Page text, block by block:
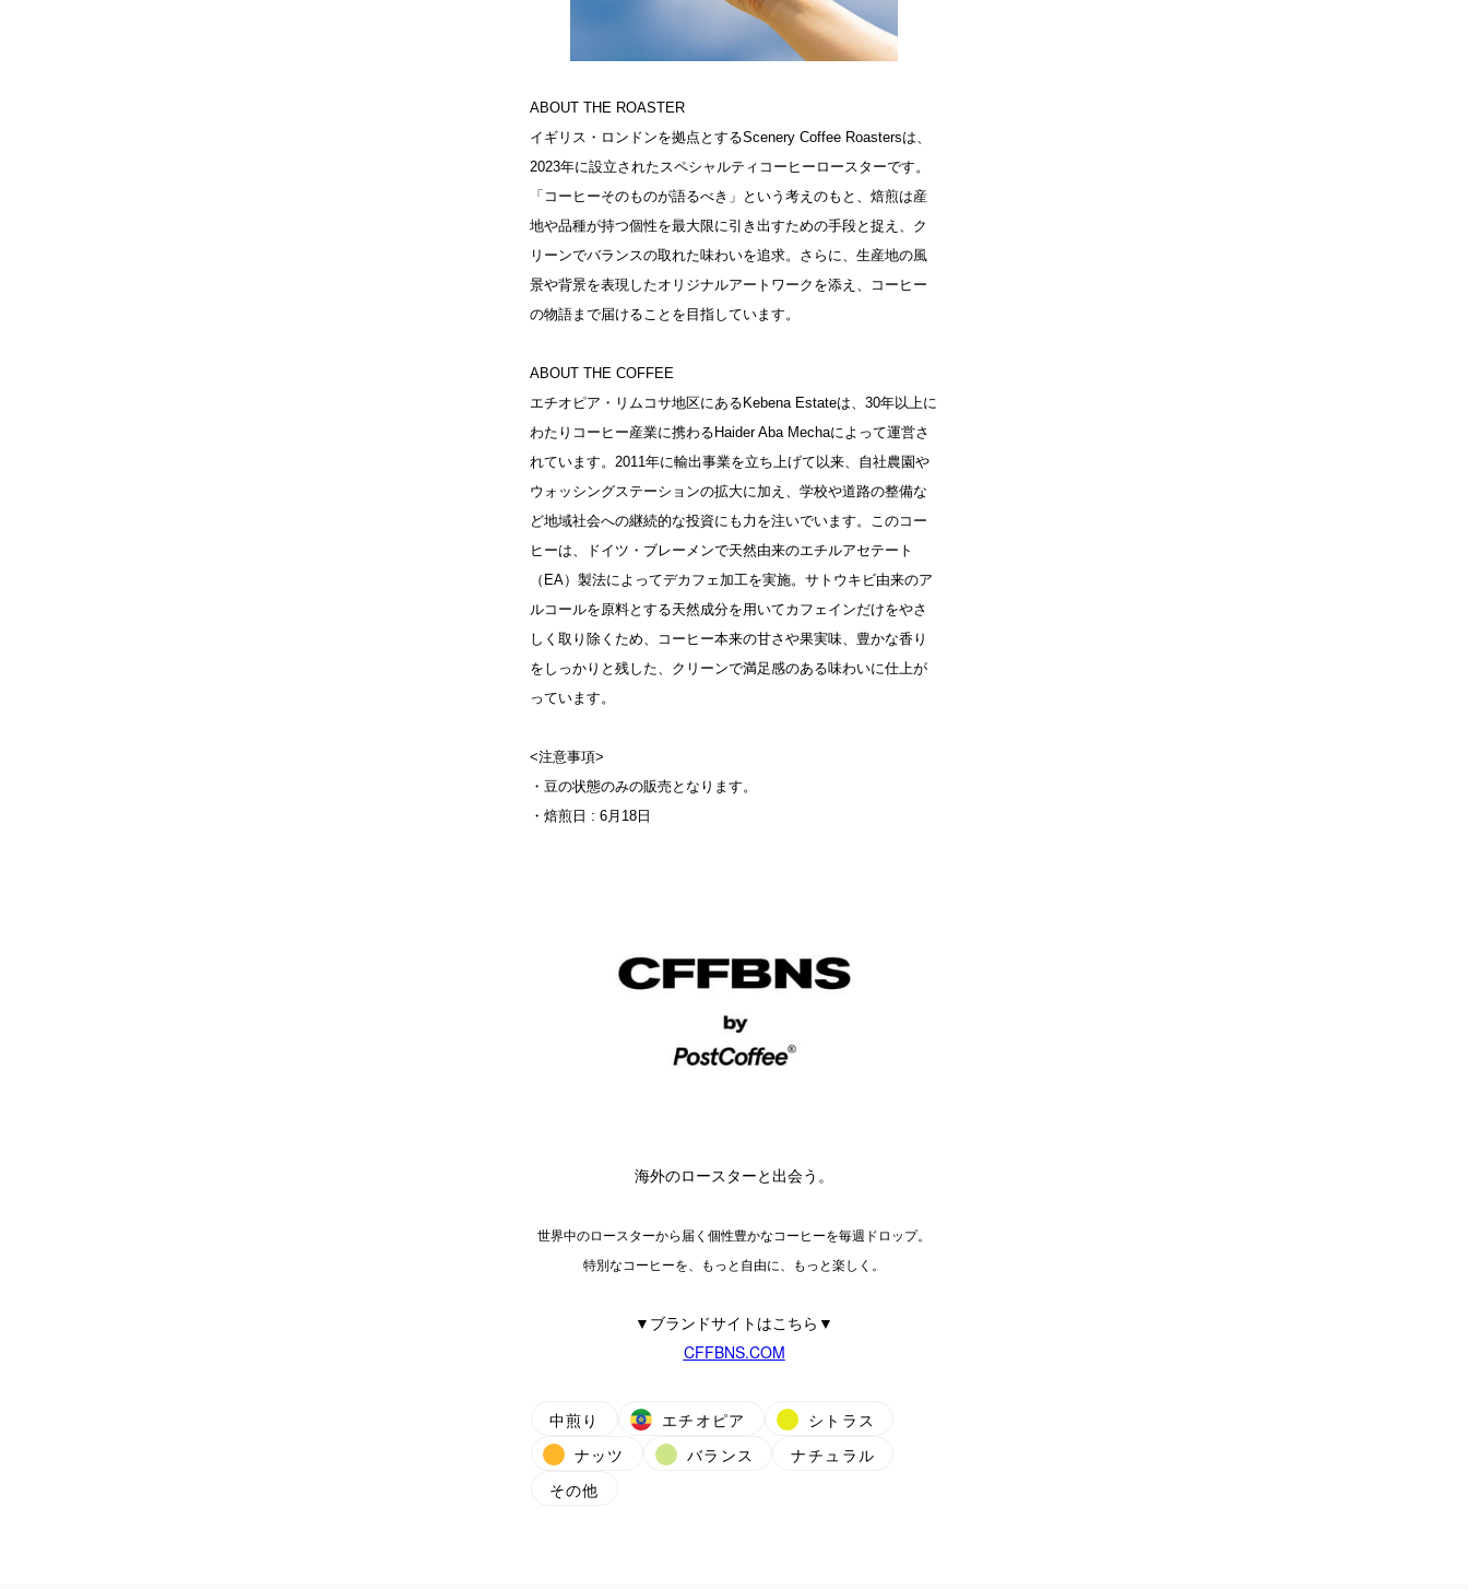
ABOUT THE ROASTER
イギリス・ロンドンを拠点とするScenery Coffee Roastersは、
2023年に設立されたスペシャルティコーヒーロースターです。
「コーヒーそのものが語るべき」という考えのもと、焙煎は産
地や品種が持つ個性を最大限に引き出すための手段と捉え、ク
リーンでバランスの取れた味わいを追求。さらに、生産地の風
景や背景を表現したオリジナルアートワークを添え、コーヒー
の物語まで届けることを目指しています。
ABOUT THE COFFEE
エチオピア・リムコサ地区にあるKebena Estateは、30年以上に
わたりコーヒー産業に携わるHaider Aba Mechaによって運営さ
れています。2011年に輸出事業を立ち上げて以来、自社農園や
ウォッシングステーションの拡大に加え、学校や道路の整備な
ど地域社会への継続的な投資にも力を注いでいます。このコー
ヒーは、ドイツ・ブレーメンで天然由来のエチルアセテート
（EA）製法によってデカフェ加工を実施。サトウキビ由来のア
ルコールを原料とする天然成分を用いてカフェインだけをやさ
しく取り除くため、コーヒー本来の甘さや果実味、豊かな香り
をしっかりと残した、クリーンで満足感のある味わいに仕上が
っています。
<注意事項>
・豆の状態のみの販売となります。
・焙煎日 : 6月18日
海外のロースターと出会う。
世界中のロースターから届く個性豊かなコーヒーを毎週ドロップ。
特別なコーヒーを、もっと自由に、もっと楽しく。
▼ブランドサイトはこちら▼
CFFBNS.COM
中煎り エチオピア
シトラス
ナッツ
バランス
ナチュラル
その他